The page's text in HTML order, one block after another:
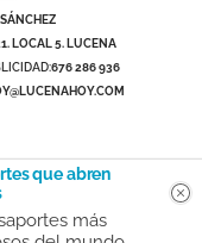
LOCAL 5. LUCENA
676 286 936
que abren
más